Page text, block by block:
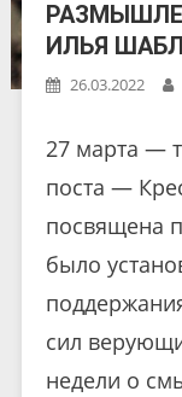
ИЛЬЯ
26.03.2022
27 марта —
поста —
посвящена
было
сил
недели о